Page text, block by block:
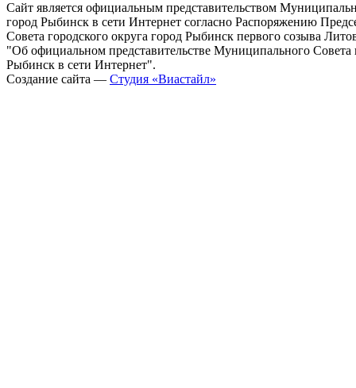
Сайт является официальным представительством
город Рыбинск в сети Интернет согласно Распоряжению
Совета городского округа город Рыбинск первого созыва
"Об официальном представительстве Муниципального Совета
Рыбинск в сети Интернет".
Создание сайта — Студия «Виастайл»